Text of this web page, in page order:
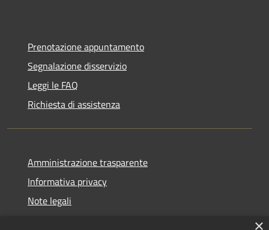
Prenotazione appuntamento
Segnalazione disservizio
Leggi le FAQ
Richiesta di assistenza
Amministrazione trasparente
Informativa privacy
Note legali
×